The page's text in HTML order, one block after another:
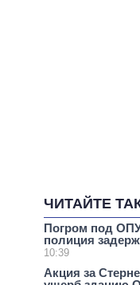
ЧИТАЙТЕ
Погром под ОПУ
полиция
10:39
Акция за